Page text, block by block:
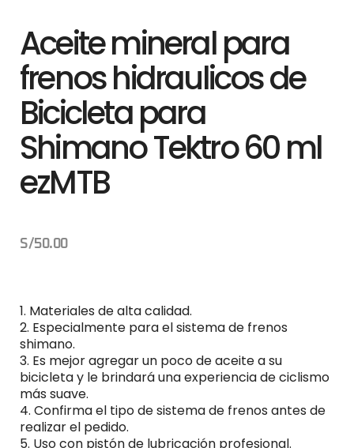
Aceite mineral para
frenos hidraulicos de
Bicicleta para
Shimano Tektro 60 ml
ezMTB
S/50.00
1. Materiales de alta calidad.
2. Especialmente para el sistema de frenos
shimano.
3. Es mejor agregar un poco de aceite a su
bicicleta y le brindará una experiencia de ciclismo
más suave.
4. Confirma el tipo de sistema de frenos antes de
realizar el pedido.
5. Uso con pistón de lubricación profesional.